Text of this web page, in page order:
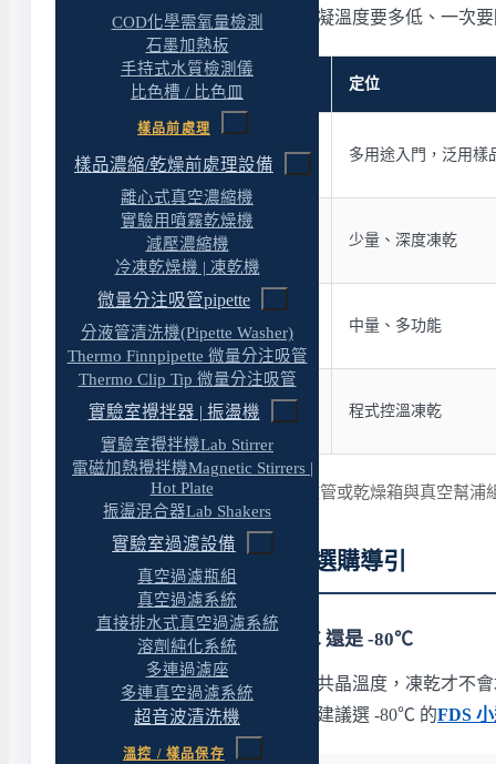
COD化學需氧量檢測
石墨加熱板
手持式水質檢測儀
比色槽 / 比色皿
樣品前處理
樣品濃縮/乾燥前處理設備
離心式真空濃縮機
實驗用噴霧乾燥機
減壓濃縮機
冷凍乾燥機 | 凍乾機
微量分注吸管pipette
分液管清洗機(Pipette Washer)
Thermo Finnpipette 微量分注吸管
Thermo Clip Tip 微量分注吸管
實驗室攪拌器 | 振盪機
實驗室攪拌機Lab Stirrer
電磁加熱攪拌機Magnetic Stirrers |
Hot Plate
振盪混合器Lab Shakers
實驗室過濾設備
真空過濾瓶組
真空過濾系統
直接排水式真空過濾系統
溶劑純化系統
多連過濾座
多連真空過濾系統
超音波清洗機
溫控 / 樣品保存
凍乾機的選擇圍繞三件事：冷凝溫度要多低、一次
型號 定位
FDU-1200
桌上型
多用途入門，泛用樣
FDS-1000／2000
小型 -80℃
少量、深度凍乾
FDU-2110
中型
中量、多功能
層架程式
程式控溫凍乾
FDU／FDS 為冷凝機，需搭配歧管或乾燥箱與真空幫
冷凍乾燥機怎麼選：選購導引
第一步：冷凝溫度要 -45℃ 還是 -80℃
冷凝溫度要低於樣品的崩解／共晶溫度，凍乾才不
氣需要更低溫才能有效捕捉，建議選 -80℃ 的FDS